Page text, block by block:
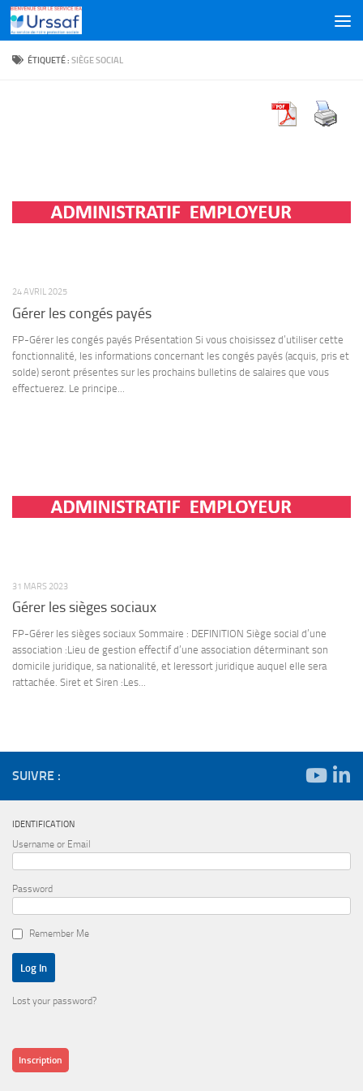
Skip to content
ÉTIQUETÉ :SIÈGE SOCIAL
24 AVRIL 2025
Gérer les congés payés
FP-Gérer les congés payés Présentation Si vous choisissez d’utiliser cette
fonctionnalité, les informations concernant les congés payés (acquis, pris et
solde) seront présentes sur les prochains bulletins de salaires que vous
effectuerez. Le principe...
31 MARS 2023
Gérer les sièges sociaux
FP-Gérer les sièges sociaux Sommaire : DEFINITION Siège social d’une
association :Lieu de gestion effectif d’une association déterminant son
domicile juridique, sa nationalité, et leressort juridique auquel elle sera
rattachée. Siret et Siren :Les...
SUIVRE :
IDENTIFICATION
Username or Email
Password
Remember Me
Lost your password?
Inscription